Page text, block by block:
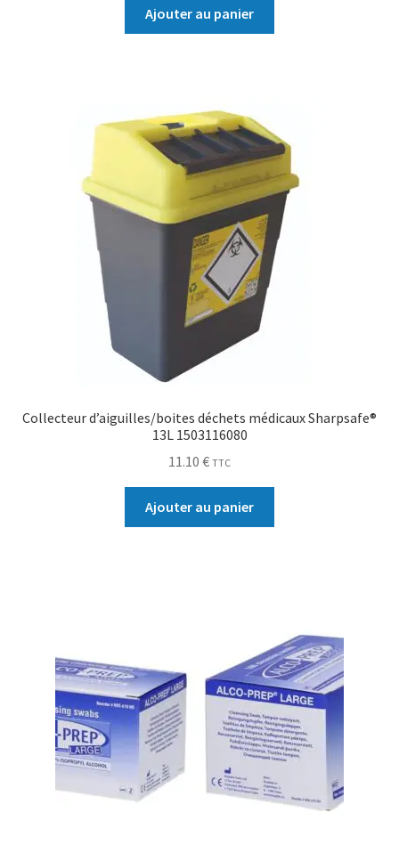
Ajouter au panier
Collecteur d’aiguilles/boites déchets médicaux Sharpsafe®
13L 1503116080
11.10 € TTC
Ajouter au panier